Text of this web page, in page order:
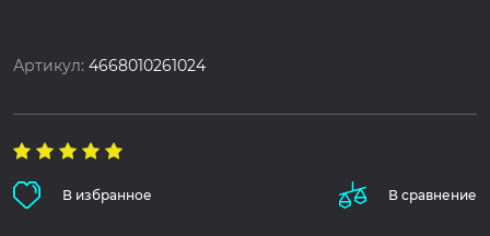
Артикул:4668010261024
В избранное В сравнение